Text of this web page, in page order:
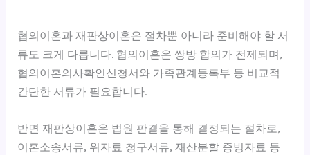
협의이혼과 재판상이혼은 절차뿐 아니라 준비해야 할 서
류도 크게 다릅니다. 협의이혼은 쌍방 합의가 전제되며,
협의이혼의사확인신청서와 가족관계등록부 등 비교적
간단한 서류가 필요합니다.
반면 재판상이혼은 법원 판결을 통해 결정되는 절차로,
이혼소송서류, 위자료 청구서류, 재산분할 증빙자료 등